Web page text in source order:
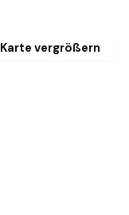
Karte vergrößern